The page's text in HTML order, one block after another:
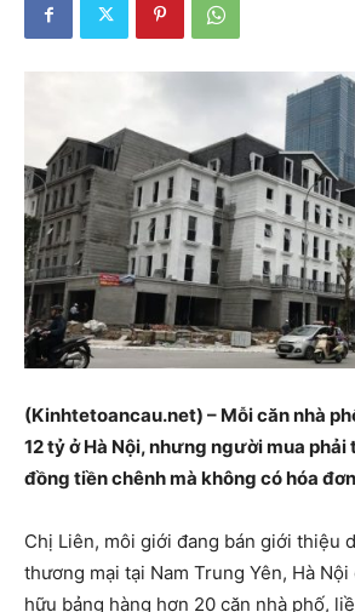
(Kinhtetoancau.net) – Mỗi căn nhà
12 tỷ ở Hà Nội, nhưng người mua phải
đồng tiền chênh mà không có hóa
Chị Liên, môi giới đang bán giới thiệu
thương mại tại Nam Trung Yên, Hà
hữu bảng hàng hơn 20 căn nhà phố,